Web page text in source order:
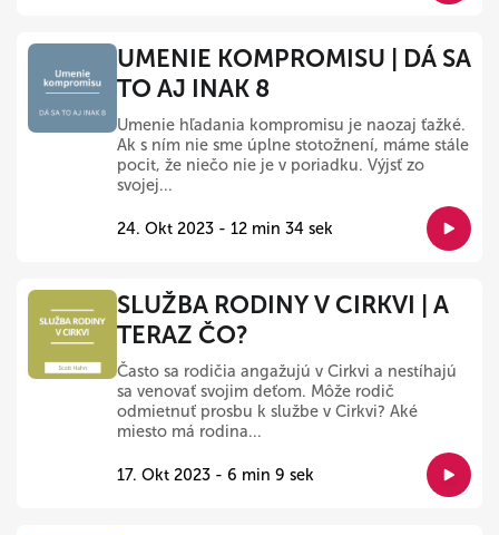
UMENIE KOMPROMISU | DÁ SA
TO AJ INAK 8
Umenie hľadania kompromisu je naozaj ťažké.
Ak s ním nie sme úplne stotožnení, máme stále
pocit, že niečo nie je v poriadku. Výjsť zo
svojej...
24. Okt 2023 - 12 min 34 sek
SLUŽBA RODINY V CIRKVI | A
TERAZ ČO?
Často sa rodičia angažujú v Cirkvi a nestíhajú
sa venovať svojim deťom. Môže rodič
odmietnuť prosbu k službe v Cirkvi? Aké
miesto má rodina...
17. Okt 2023 - 6 min 9 sek